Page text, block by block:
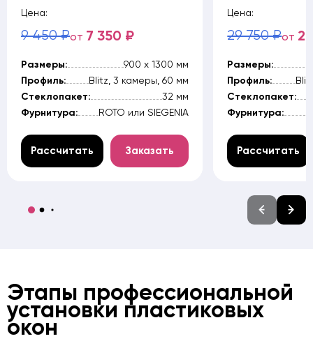
Цена:
9 450 ₽от 7 350 ₽
Размеры: 900 х 1300 мм
Профиль: Blitz, 3 камеры, 60 мм
Стеклопакет: 32 мм
Фурнитура: ROTO или SIEGENIA
Рассчитать Заказать
Цена:
29 750 ₽от
Размеры:
Профиль:
Стеклопакет:
Фурнитура:
Рассчитать
Этапы профессиональной
установки пластиковых
окон